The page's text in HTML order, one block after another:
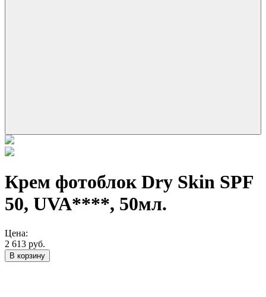
Крем фотоблок Dry Skin SPF
50, UVA****, 50мл.
Цена:
2 613 руб.
В корзину